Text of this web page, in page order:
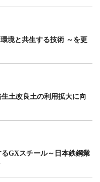
境と共生する技術 ～を更
土改良土の利用拡大に向
GXスチール～日本鉄鋼業